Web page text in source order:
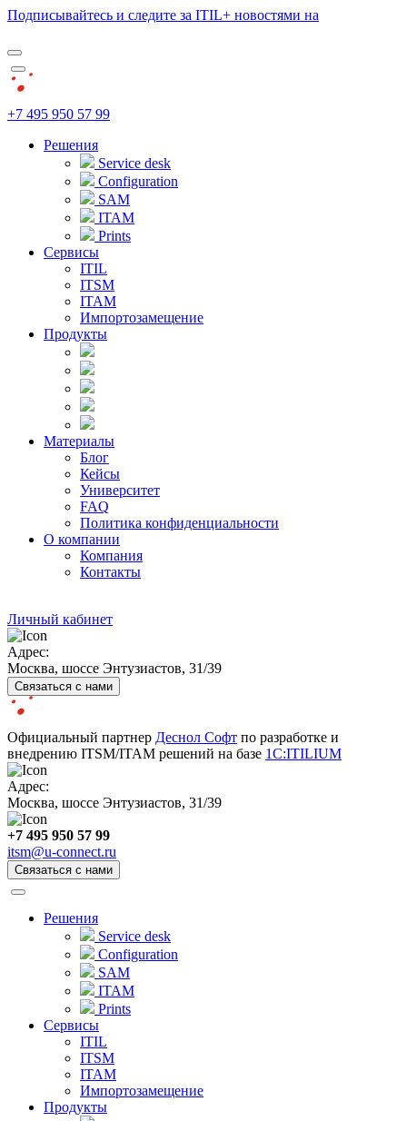
Подписывайтесь и следите за ITIL+ новостями на
+7 495 950 57 99
Решения
Service desk
Configuration
SAM
ITAM
Prints
Сервисы
ITIL
ITSM
ITAM
Импортозамещение
Продукты
Материалы
Блог
Кейсы
Университет
FAQ
Политика конфиденциальности
О компании
Компания
Контакты
Личный кабинет
Адрес:
Москва, шоссе Энтузиастов, 31/39
Связаться с нами
Официальный партнер Деснол Софт по разработке и
внедрению ITSM/ITAM решений на базе 1С:ITILIUM
Адрес:
Москва, шоссе Энтузиастов, 31/39
+7 495 950 57 99
itsm@u-connect.ru
Связаться с нами
Решения
Service desk
Configuration
SAM
ITAM
Prints
Сервисы
ITIL
ITSM
ITAM
Импортозамещение
Продукты